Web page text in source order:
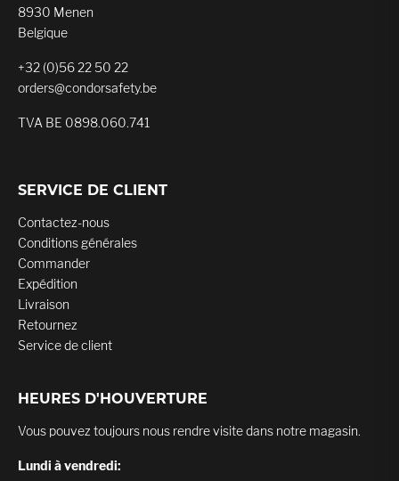
8930 Menen
Belgique
+32 (0)56 22 50 22
orders@condorsafety.be
TVA BE 0898.060.741
SERVICE DE CLIENT
Contactez-nous
Conditions générales
Commander
Expédition
Livraison
Retournez
Service de client
HEURES D'HOUVERTURE
Vous pouvez toujours nous rendre visite dans notre magasin.
Lundi à vendredi: